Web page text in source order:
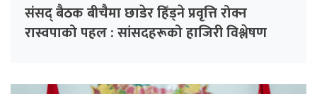
संसद् बैठक बीचैमा छाडेर हिँड्ने प्रवृत्ति रोक्न
रास्वपाको पहल : सांसदहरूको हाजिरी विश्लेषण